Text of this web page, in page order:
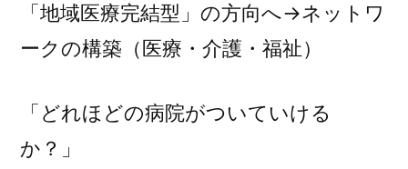
「地域医療完結型」の方向へ→ネットワ
ークの構築（医療・介護・福祉）
「どれほどの病院がついていける
か？」